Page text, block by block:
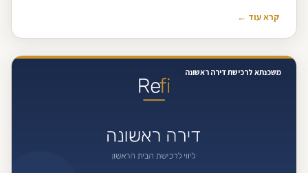
קרא עוד ←
משכנתא לרכישת דירה ראשונה